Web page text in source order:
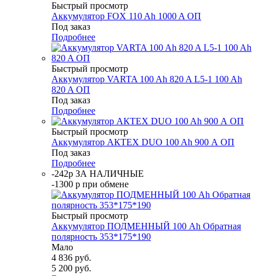
Быстрый просмотр
Аккумулятор FOX 110 Ah 1000 A ОП
Под заказ
Подробнее
Быстрый просмотр
Аккумулятор VARTA 100 Ah 820 A L5-1 100 Ah
820 A ОП
Под заказ
Подробнее
Быстрый просмотр
Аккумулятор АКТЕХ DUO 100 Ah 900 А ОП
Под заказ
Подробнее
-242р ЗА НАЛИЧНЫЕ
-1300 р при обмене
Быстрый просмотр
Аккумулятор ПОДМЕННЫЙ 100 Ah Обратная
полярность 353*175*190
Мало
4 836 руб.
5 200 руб.